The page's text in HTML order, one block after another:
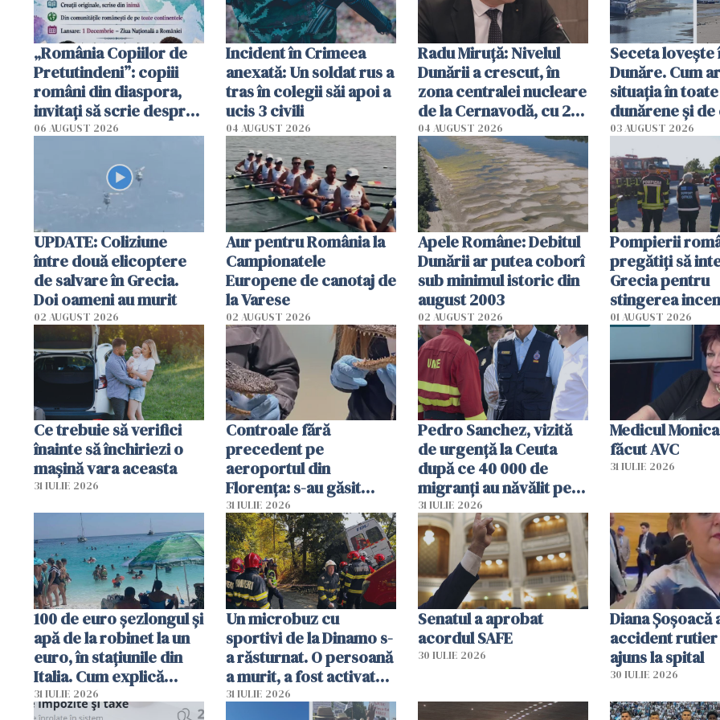
„România Copiilor de
Pretutindeni”: copiii
români din diaspora,
invitați să scrie despre
România într-un volum
06 AUGUST 2026
Incident în Crimeea
anexată: Un soldat rus a
tras în colegii săi apoi a
ucis 3 civili
04 AUGUST 2026
Radu Miruţă: Nivelul
Dunării a crescut, în
zona centralei nucleare
de la Cernavodă, cu 2
cm faţă de ziua trecută
04 AUGUST 2026
Seceta
Dunăre. Cum
situația în
dunărene și de
România
efectele, deși a
în iulie
03 AUGUST 2026
UPDATE: Coliziune
între două elicoptere
de salvare în Grecia.
Doi oameni au murit
02 AUGUST 2026
Aur pentru România la
Campionatele
Europene de canotaj de
la Varese
02 AUGUST 2026
Apele Române: Debitul
Dunării ar putea coborî
sub minimul istoric din
august 2003
02 AUGUST 2026
Pompierii
pregătiţi să
Grecia pentru
stingerea
01 AUGUST 2026
Ce trebuie să verifici
înainte să închiriezi o
mașină vara aceasta
31 IULIE 2026
Controale fără
precedent pe
aeroportul din
Florența: s-au găsit
capete de aligator și o
sumă imensă de bani
31 IULIE 2026
Pedro Sanchez, vizită
de urgență la Ceuta
după ce 40 000 de
migranți au năvălit pe
teritoriul spaniol: „Vom
mobiliza toate
resursele"
31 IULIE 2026
Medicul
făcut AVC
31 IULIE 2026
100 de euro șezlongul și
apă de la robinet la un
euro, în stațiunile din
Italia. Cum explică
autoritățile
31 IULIE 2026
Un microbuz cu
sportivi de la Dinamo s-
a răsturnat. O persoană
a murit, a fost activat
planul roșu de
31 IULIE 2026
Senatul a aprobat
acordul SAFE
30 IULIE 2026
Diana Șoșoacă
accident rutier
ajuns la spital
30 IULIE 2026